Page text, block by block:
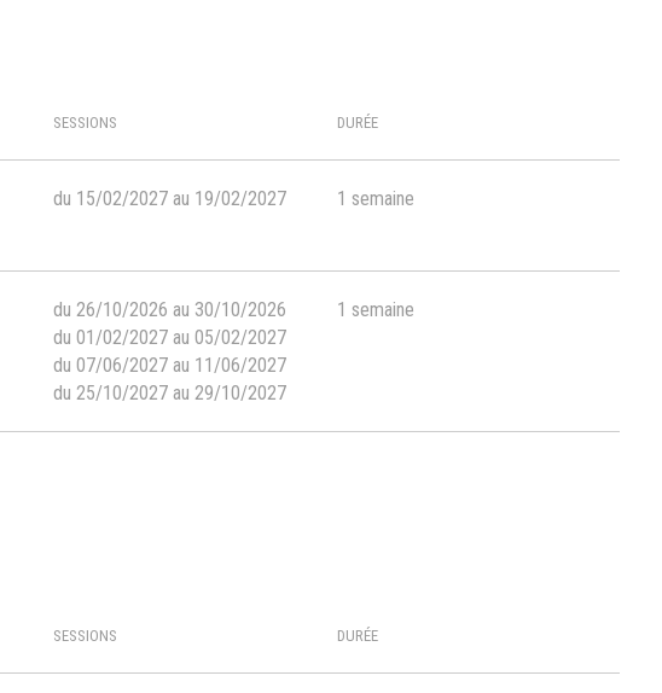
SESSIONS DURÉE
du 15/02/2027 au 19/02/2027 1 semaine
du 26/10/2026 au 30/10/2026
du 01/02/2027 au 05/02/2027
du 07/06/2027 au 11/06/2027
du 25/10/2027 au 29/10/2027
1 semaine
SESSIONS DURÉE